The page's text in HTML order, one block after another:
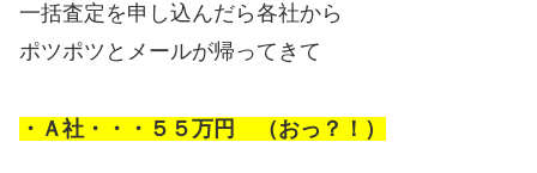
一括査定を申し込んだら各社から
ポツポツとメールが帰ってきて
・Ａ社・・・５５万円 （おっ？！）